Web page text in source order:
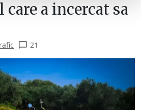
a incercat sa
21